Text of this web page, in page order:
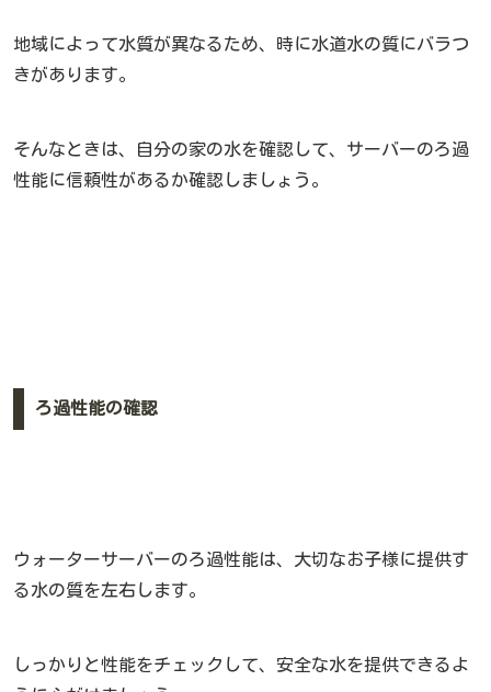
地域によって水質が異なるため、時に水道水の質にバラつ
きがあります。
そんなときは、自分の家の水を確認して、サーバーのろ過
性能に信頼性があるか確認しましょう。
ろ過性能の確認
ウォーターサーバーのろ過性能は、大切なお子様に提供す
る水の質を左右します。
しっかりと性能をチェックして、安全な水を提供できるよ